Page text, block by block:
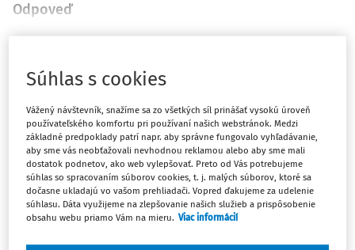
Odpoveď
Zatiaľ ste si prečítali len začiatok...
Celý dokument je len pre predplatiteľov.
Súhlas s cookies
Vážený návštevník, snažíme sa zo všetkých síl prinášať vysokú úroveň
používateľského komfortu pri používaní našich webstránok. Medzi
základné predpoklady patrí napr. aby správne fungovalo vyhľadávanie,
aby sme vás neobťažovali nevhodnou reklamou alebo aby sme mali
dostatok podnetov, ako web vylepšovať. Preto od Vás potrebujeme
súhlas so spracovaním súborov cookies, t. j. malých súborov, ktoré sa
dočasne ukladajú vo vašom prehliadači. Vopred ďakujeme za udelenie
súhlasu. Dáta využijeme na zlepšovanie našich služieb a prispôsobenie
obsahu webu priamo Vám na mieru. Viac informácií